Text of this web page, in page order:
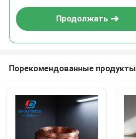
Продолжать
Порекомендованные продукты